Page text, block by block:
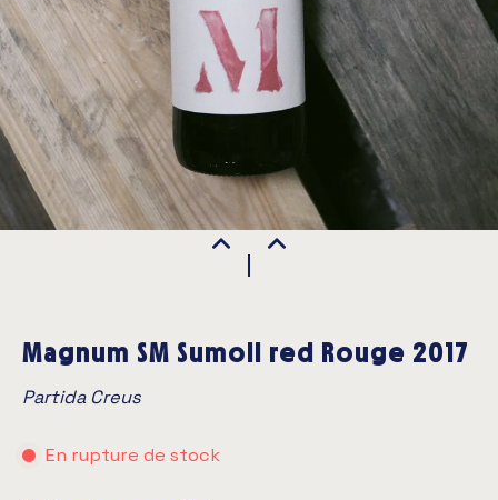
Magnum SM Sumoll red Rouge 2017
Partida Creus
En rupture de stock